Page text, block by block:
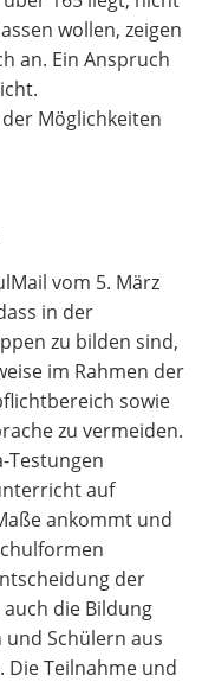
wollen, zeigen
an. Ein Anspruch
Möglichkeiten
vom 5. März
in der
zu bilden sind,
im Rahmen der
sowie
zu vermeiden.
Testungen
auf
ankommt und
der
die Bildung
Schülern aus
Die Teilnahme und